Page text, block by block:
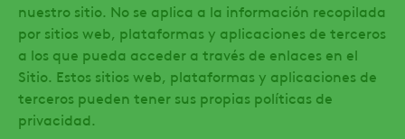
nuestro sitio. No se aplica a la información recopilada
por sitios web, plataformas y aplicaciones de terceros
a los que pueda acceder a través de enlaces en el
Sitio. Estos sitios web, plataformas y aplicaciones de
terceros pueden tener sus propias políticas de
privacidad.